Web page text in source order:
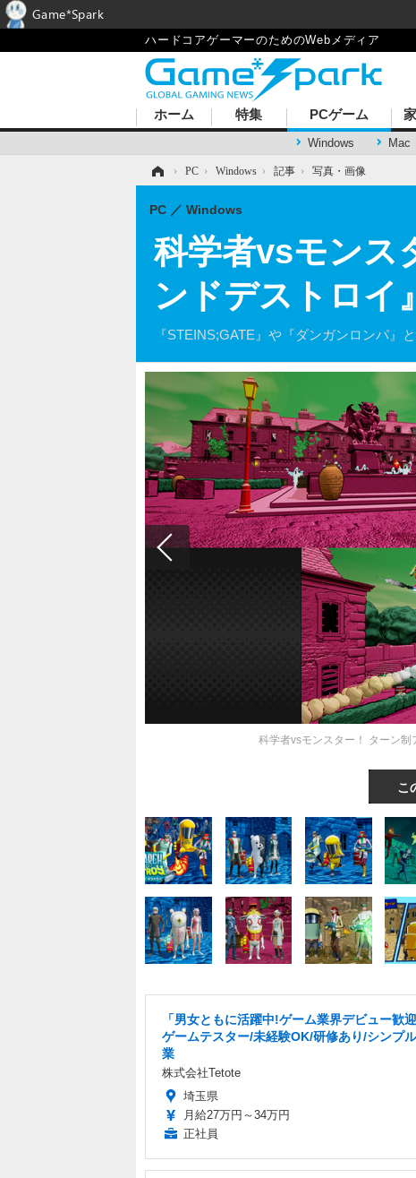
ハードコアゲーマーのためのWebメディア
ホーム 特集 PCゲーム
Windows Mac
› PC › Windows › 記事 › 写真・画像
科学者vsモンス
ンドデストロイ
『STEINS;GATE』や『ダンガンロンパ』
PC Windows
科学者vsモンスター！ ターン
こ
「男女ともに活躍中!ゲーム業界デビュー歓迎
ゲームテスター/未経験OK/研修あり/シンプ
業
株式会社Tetote
埼玉県
月給27万円～34万円
正社員
Game*Spark